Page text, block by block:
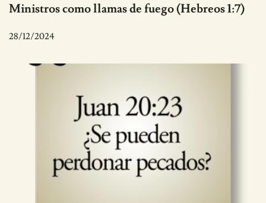
Ministros como llamas de fuego (Hebreos 1:7)
28/12/2024